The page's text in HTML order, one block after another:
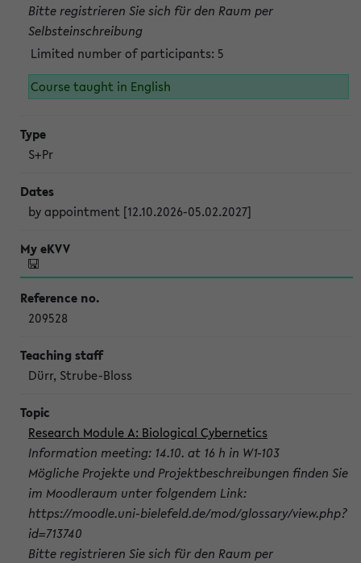
Bitte registrieren Sie sich für den Raum per
Selbsteinschreibung
Limited number of participants: 5
Course taught in English
S+Pr
by appointment [12.10.2026-05.02.2027]
209528
Dürr, Strube-Bloss
Research Module A: Biological Cybernetics
Information meeting: 14.10. at 16 h in W1-103
Mögliche Projekte und Projektbeschreibungen finden Sie
im Moodleraum unter folgendem Link:
https://moodle.uni-bielefeld.de/mod/glossary/view.php?
id=713740
Bitte registrieren Sie sich für den Raum per